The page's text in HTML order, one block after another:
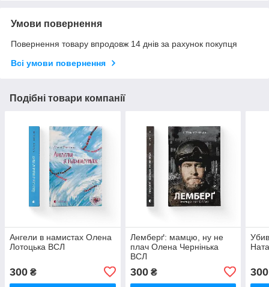
Умови повернення
Повернення товару впродовж 14 днів за рахунок покупця
Всі умови повернення
Подібні товари компанії
Ангели в намистах Олена
Лотоцька ВСЛ
300 ₴
Лемберґ: мамцю, ну не
плач Олена Чернінька
ВСЛ
300₴ 300